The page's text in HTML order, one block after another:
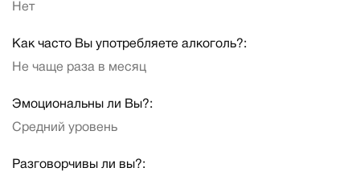
Нет
Как часто Вы употребляете алкоголь?:
Не чаще раза в месяц
Эмоциональны ли Вы?:
Средний уровень
Разговорчивы ли вы?: